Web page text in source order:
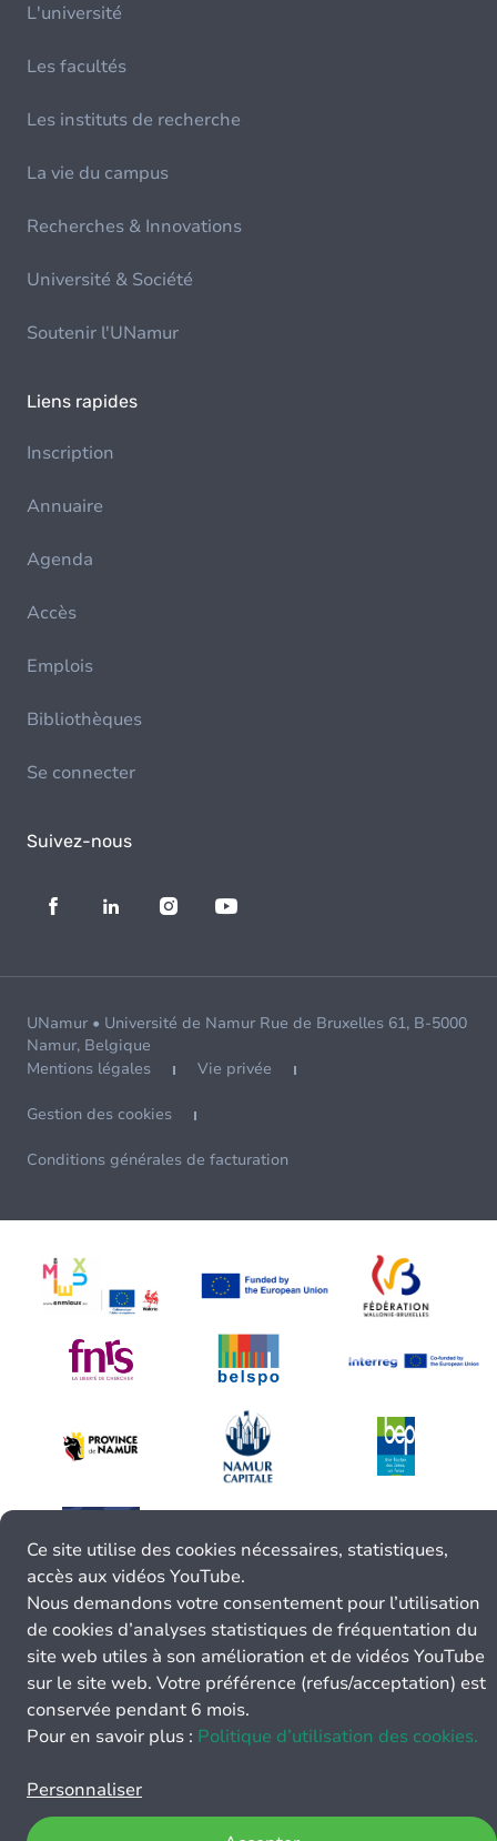
L'université
Les facultés
Les instituts de recherche
La vie du campus
Recherches & Innovations
Université & Société
Soutenir l'UNamur
Liens rapides
Inscription
Annuaire
Agenda
Accès
Emplois
Bibliothèques
Se connecter
Suivez-nous
UNamur • Université de Namur Rue de Bruxelles 61, B-5000
Namur, Belgique
Mentions légales
Vie privée
Gestion des cookies
Conditions générales de facturation
Ce site utilise des cookies nécessaires, statistiques,
accès aux vidéos YouTube.
Nous demandons votre consentement pour l’utilisation
de cookies d’analyses statistiques de fréquentation du
site web utiles à son amélioration et de vidéos YouTube
sur le site web. Votre préférence (refus/acceptation) est
conservée pendant 6 mois.
Pour en savoir plus : Politique d’utilisation des cookies.
Personnaliser